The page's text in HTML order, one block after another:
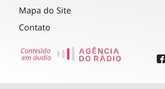
Mapa do Site
Contato